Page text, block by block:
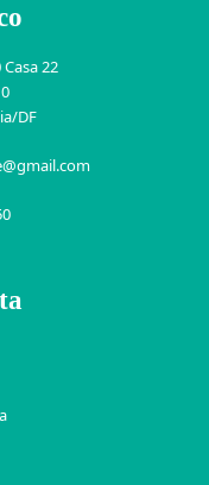
22
DF